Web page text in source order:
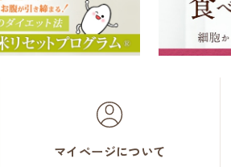
マイページについて